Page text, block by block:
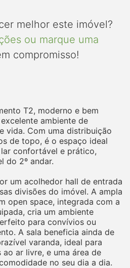
melhor este imóvel?
ou marque uma
compromisso!
T2, moderno e bem
ambiente de
vida. Com uma distribuição
de topo, é o espaço ideal
confortável e prático,
do 2º andar.
um acolhedor hall de entrada
divisões do imóvel. A ampla
open space, integrada com a
cria um ambiente
para convívios ou
A sala beneficia ainda de
varanda, ideal para
ar livre, e uma área de
no seu dia a dia.